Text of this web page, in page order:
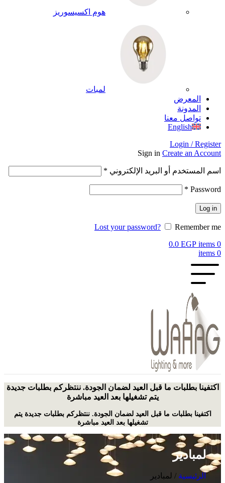
هوم اكسيسوريز
لمبات
المعرض
المدونة
تواصل معنا
English
Login / Register
Sign in Create an Account
اسم المستخدم أو البريد الإلكتروني *
Password
*
Log in
Lost your password?
Remember me
0
items
0.0 EGP
0
items
اكتفينا بطلبات ما قبل العيد لضمان الجودة. ننتظركم بطلبات جديدة
يتم تشغيلها بعد العيد مباشرة
اكتفينا بطلبات ما قبل العيد لضمان الجودة. ننتظركم بطلبات جديدة يتم
تشغيلها بعد العيد مباشرة
لمبادير
الرئيسية / لمبادير